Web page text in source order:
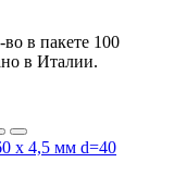
в пакете 100
в Италии.